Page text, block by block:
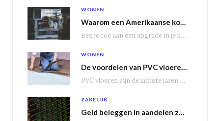
WONEN
Waarom een Amerikaanse koelkast je keuken transformeert
Ben je toe aan een upgrade in je keuken? Dan is een Amerikaanse koelkast misschien…
WONEN
De voordelen van PVC vloeren in vergelijking met houten vloeren
PVC vloeren zijn de laatste jaren steeds populairder geworden, en dat is niet zonder reden.…
ZAKELIJK
Geld beleggen in aandelen zorgt voor een passief inkomen